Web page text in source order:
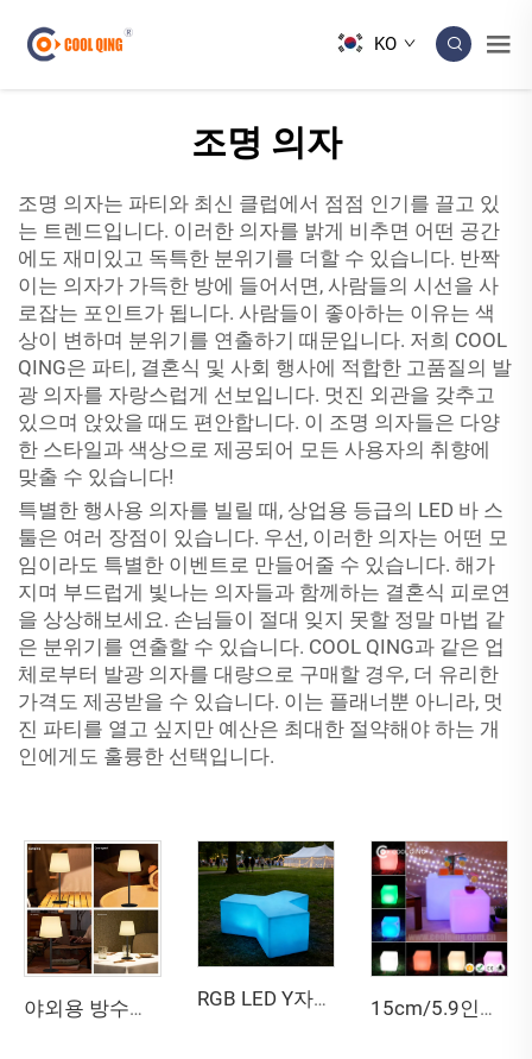
KO
조명 의자
조명 의자는 파티와 최신 클럽에서 점점 인기를 끌고 있
는 트렌드입니다. 이러한 의자를 밝게 비추면 어떤 공간
에도 재미있고 독특한 분위기를 더할 수 있습니다. 반짝
이는 의자가 가득한 방에 들어서면, 사람들의 시선을 사
로잡는 포인트가 됩니다. 사람들이 좋아하는 이유는 색
상이 변하며 분위기를 연출하기 때문입니다. 저희 COOL
QING은 파티, 결혼식 및 사회 행사에 적합한 고품질의 발
광 의자를 자랑스럽게 선보입니다. 멋진 외관을 갖추고
있으며 앉았을 때도 편안합니다. 이 조명 의자들은 다양
한 스타일과 색상으로 제공되어 모든 사용자의 취향에
맞출 수 있습니다!
특별한 행사용 의자를 빌릴 때, 상업용 등급의 LED 바 스
툴은 여러 장점이 있습니다. 우선, 이러한 의자는 어떤 모
임이라도 특별한 이벤트로 만들어줄 수 있습니다. 해가
지며 부드럽게 빛나는 의자들과 함께하는 결혼식 피로연
을 상상해보세요. 손님들이 절대 잊지 못할 정말 마법 같
은 분위기를 연출할 수 있습니다. COOL QING과 같은 업
체로부터 발광 의자를 대량으로 구매할 경우, 더 유리한
가격도 제공받을 수 있습니다. 이는 플래너뿐 아니라, 멋
진 파티를 열고 싶지만 예산은 최대한 절약해야 하는 개
인에게도 훌륭한 선택입니다.
야외용 방수형 높이 조절 가능 태양광 테이블 램프 RGB LED Y자형 스툴 - 바, 파티, 파티오용 조명식 다인용 발광 벤치 15cm/5.9인치 LED 발광 큐브형 사각 스툴 IP65 실외용 방수 큐브 조명 리모컨 제어 가능 큐브